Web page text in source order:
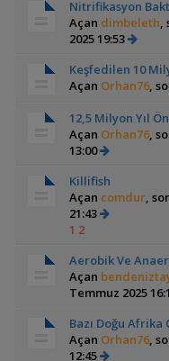
Nitrifikasyon
Açan dimbeleth,
2025 19:53
Keşfedilen 10
Açan Orhan76,
12,5 Milyon Yıl
Açan Orhan76,
13:00
Killifish
Açan comdur,
21:43
1 2
Aerobik Ve
Açan
Temmuz 2025
Bazı Doğu
Açan Orhan76,
12:45